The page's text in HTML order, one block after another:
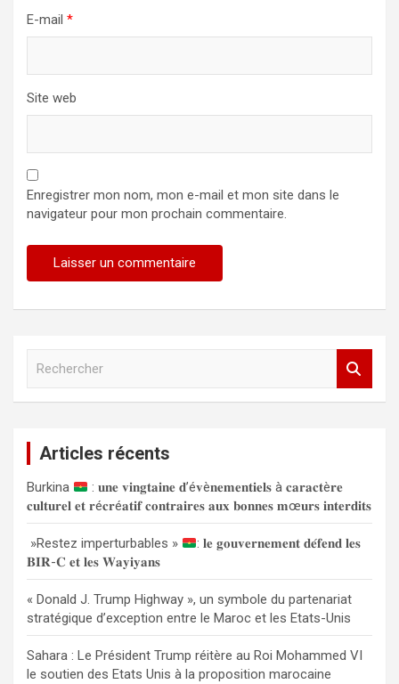
E-mail *
Site web
Enregistrer mon nom, mon e-mail et mon site dans le
navigateur pour mon prochain commentaire.
c
h
e
r
Articles récents
Burkina
: 𝐮𝐧𝐞 𝐯𝐢𝐧𝐠𝐭𝐚𝐢𝐧𝐞 𝐝’é𝐯è𝐧𝐞𝐦𝐞𝐧𝐭𝐢𝐞𝐥𝐬 à 𝐜𝐚𝐫𝐚𝐜𝐭è𝐫𝐞
𝐜𝐮𝐥𝐭𝐮𝐫𝐞𝐥 𝐞𝐭 𝐫é𝐜𝐫é𝐚𝐭𝐢𝐟 𝐜𝐨𝐧𝐭𝐫𝐚𝐢𝐫𝐞𝐬 𝐚𝐮𝐱 𝐛𝐨𝐧𝐧𝐞𝐬 𝐦œ𝐮𝐫𝐬 𝐢𝐧𝐭𝐞𝐫𝐝𝐢𝐭𝐬
»Restez imperturbables »
: 𝐥𝐞 𝐠𝐨𝐮𝐯𝐞𝐫𝐧𝐞𝐦𝐞𝐧𝐭 𝐝𝐞́𝐟𝐞𝐧𝐝 𝐥𝐞𝐬
𝐁𝐈𝐑-𝐂 𝐞𝐭 𝐥𝐞𝐬 𝐖𝐚𝐲𝐢𝐲𝐚𝐧𝐬
« Donald J. Trump Highway », un symbole du partenariat
stratégique d’exception entre le Maroc et les Etats-Unis
Sahara : Le Président Trump réitère au Roi Mohammed VI
le soutien des Etats Unis à la proposition marocaine